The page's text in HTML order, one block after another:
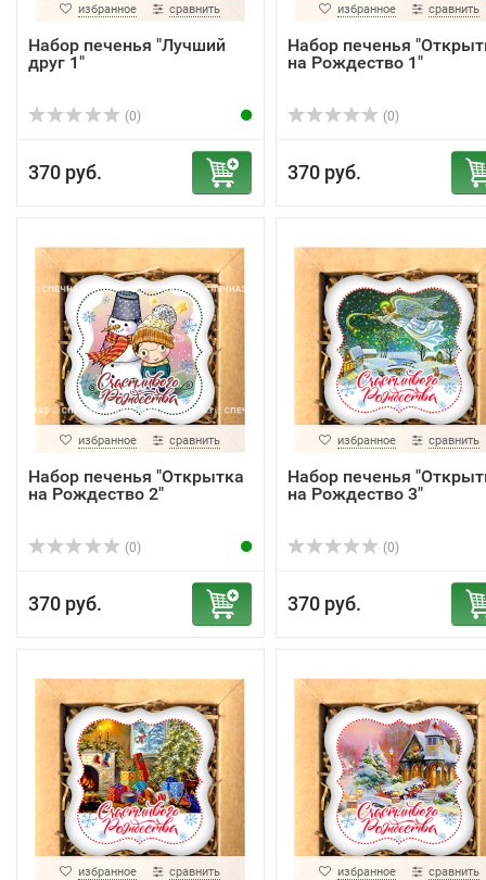
избранное сравнить
Набор печенья "Лучший
друг 1"
(0)
370 руб.
избранное сравнить
Набор печенья
на Рождество 1"
(0)
370 руб.
избранное сравнить
Набор печенья "Открытка
на Рождество 2"
(0)
370 руб.
избранное сравнить
Набор печенья
на Рождество 3"
(0)
370 руб.
избранное сравнить избранное сравнить